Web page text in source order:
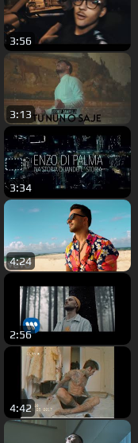
3:56
3:13
3:34
4:24
2:56
4:42